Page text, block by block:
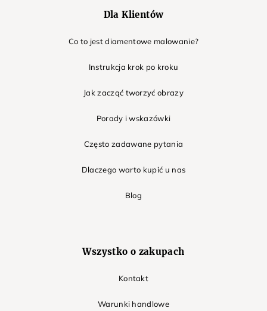
Dla Klientów
Co to jest diamentowe malowanie?
Instrukcja krok po kroku
Jak zacząć tworzyć obrazy
Porady i wskazówki
Często zadawane pytania
Dlaczego warto kupić u nas
Blog
Wszystko o zakupach
Kontakt
Warunki handlowe